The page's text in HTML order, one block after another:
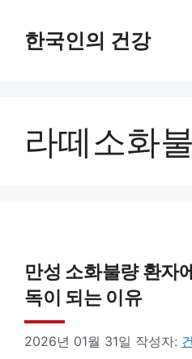
한국인의 건강
라떼소화
만성 소화불량 환자
독이 되는 이유
2026년 01월 31일 작성자: